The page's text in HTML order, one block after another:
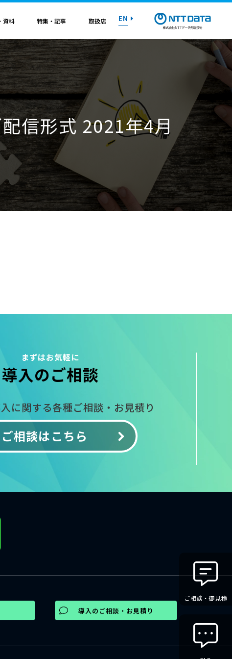
トライアル on AWS
マニュアル
お問い合わせ
トライアル on AWS
マニュアル
お問い合わせ
ン
トライアル on AWS
マニュアル
お問い合わせ
トライアル on AWS
マニュアル
お問い合わせ
トライアル on AWS
マニュアル
お問い合わせ
資料 特集・記事
トライアル on AWS
マニュアル
お問い合わせ
取扱店
トライアル on AWS
マニュアル
お問い合わせ
EN
信形式 2021年4月
まずはお気軽に
導入のご相談
に関する各種ご相談・お見積り
ご相談はこちら
導入のご相談・お見積り
ご相談・御見積